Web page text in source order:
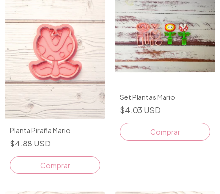
Planta Piraña Mario
$4.88 USD
Comprar
Set Plantas Mario
$4.03 USD